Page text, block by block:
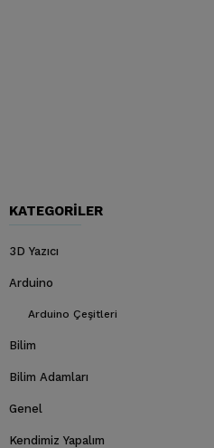
KATEGORILER
3D Yazıcı
Arduino
Arduino Çeşitleri
Bilim
Bilim Adamları
Genel
Kendimiz Yapalım